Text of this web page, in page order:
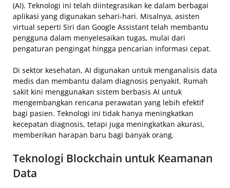
(AI). Teknologi ini telah diintegrasikan ke dalam berbagai
aplikasi yang digunakan sehari-hari. Misalnya, asisten
virtual seperti Siri dan Google Assistant telah membantu
pengguna dalam menyelesaikan tugas, mulai dari
pengaturan pengingat hingga pencarian informasi cepat.
Di sektor kesehatan, AI digunakan untuk menganalisis data
medis dan membantu dalam diagnosis penyakit. Rumah
sakit kini menggunakan sistem berbasis AI untuk
mengembangkan rencana perawatan yang lebih efektif
bagi pasien. Teknologi ini tidak hanya meningkatkan
kecepatan diagnosis, tetapi juga meningkatkan akurasi,
memberikan harapan baru bagi banyak orang.
Teknologi Blockchain untuk Keamanan
Data